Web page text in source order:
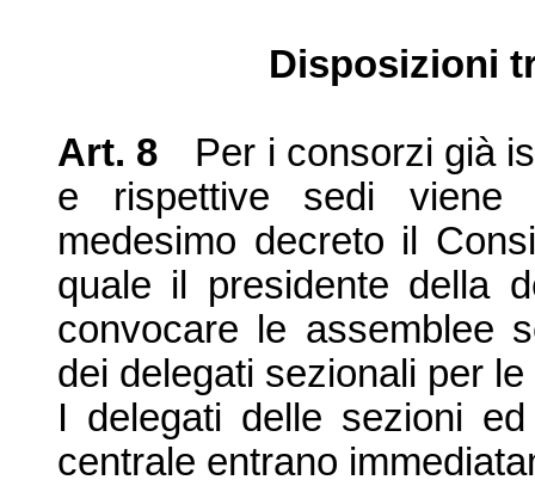
Disposizioni
Art. 8
Per i consorzi già
e rispettive sedi viene
medesimo decreto il
quale il presidente della
convocare le assemblee
dei delegati sezionali per
I delegati delle sezioni
centrale entrano